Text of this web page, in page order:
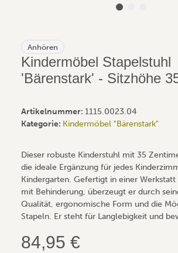
Anhören
Kindermöbel Stapelstuhl
'Bärenstark' - Sitzhöhe
Artikelnummer: 1115.0023.04
Kategorie: Kindermöbel "Bärenstark"
Dieser robuste Kinderstuhl mit 35
die ideale Ergänzung für jedes
Kindergarten. Gefertigt in einer
mit Behinderung, überzeugt er durch
Qualität, ergonomische Form und die
Stapeln. Er steht für Langlebigkeit und
84,95 €